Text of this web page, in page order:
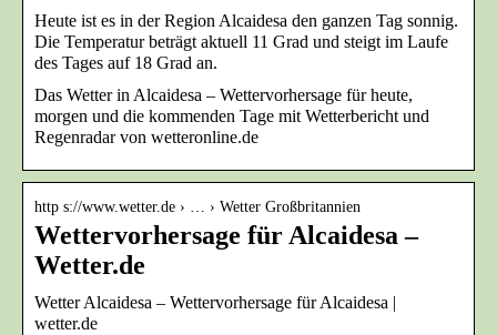
Heute ist es in der Region Alcaidesa den ganzen Tag sonnig.
Die Temperatur beträgt aktuell 11 Grad und steigt im Laufe
des Tages auf 18 Grad an.
Das Wetter in Alcaidesa – Wettervorhersage für heute,
morgen und die kommenden Tage mit Wetterbericht und
Regenradar von wetteronline.de
http s://www.wetter.de › … › Wetter Großbritannien
Wettervorhersage für Alcaidesa –
Wetter.de
Wetter Alcaidesa – Wettervorhersage für Alcaidesa |
wetter.de